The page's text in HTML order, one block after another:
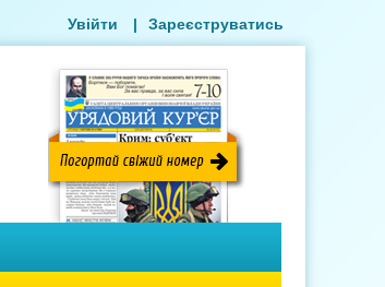
Увійти | Зареєструватись